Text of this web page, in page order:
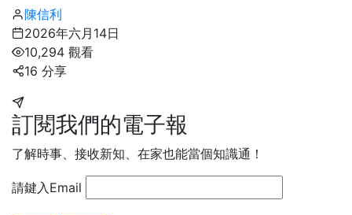
陳信利
2026年六月14日
10,294 觀看
16 分享
訂閱我們的電子報
了解時事、接收新知、在家也能當個知識通！
請鍵入Email